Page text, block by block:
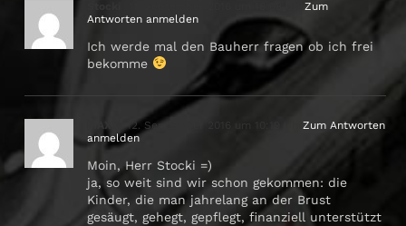
11. September 2016 um 18:08 UhrZum
Antworten anmelden
Ich werde mal den Bauherr fragen ob ich frei
bekomme
12. September 2016 um 10:19 UhrZum Antworten
anmelden
Moin, Herr Stocki =)
ja, so weit sind wir schon gekommen: die
Kinder, die man jahrelang an der Brust
gesäugt, gehegt, gepflegt, finanziell unterstützt